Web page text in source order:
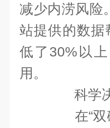
减少内涝风险
站提供的数据
低了30%以
用。
科学决
在“双